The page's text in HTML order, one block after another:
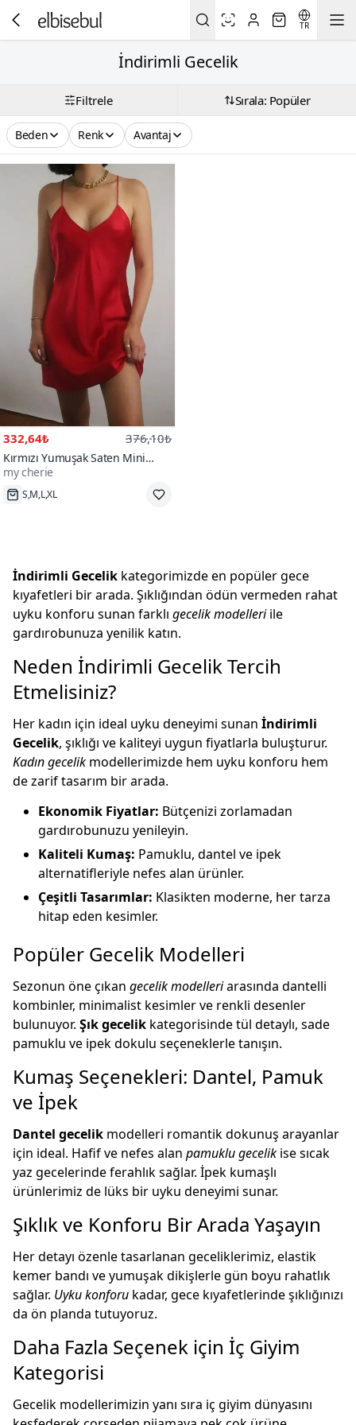
TR
İndirimli Gecelik
Filtrele Sırala: Popüler
Beden Renk Avantaj
332,64₺ 376,10₺
Kırmızı Yumuşak Saten Mini
Babydoll Gecelik
my cherie
200+
S,M,L,XL
İndirimli Gecelik kategorimizde en popüler gece
kıyafetleri bir arada. Şıklığından ödün vermeden rahat
uyku konforu sunan farklı gecelik modelleriile
gardırobunuza yenilik katın.
Neden İndirimli Gecelik Tercih
Etmelisiniz?
Her kadın için ideal uyku deneyimi sunan İndirimli
Gecelik, şıklığı ve kaliteyi uygun fiyatlarla buluşturur.
Kadın gecelik modellerimizde hem uyku konforu hem
de zarif tasarım bir arada.
Ekonomik Fiyatlar: Bütçenizi zorlamadan
gardırobunuzu yenileyin.
Kaliteli Kumaş: Pamuklu, dantel ve ipek
alternatifleriyle nefes alan ürünler.
Çeşitli Tasarımlar: Klasikten moderne, her tarza
hitap eden kesimler.
Popüler Gecelik Modelleri
Sezonun öne çıkan gecelik modelleriarasında dantelli
kombinler, minimalist kesimler ve renkli desenler
bulunuyor. Şık gecelik kategorisinde tül detaylı, sade
pamuklu ve ipek dokulu seçeneklerle tanışın.
Kumaş Seçenekleri: Dantel, Pamuk
ve İpek
Dantel gecelik modelleri romantik dokunuş arayanlar
için ideal. Hafif ve nefes alan pamuklu gecelik ise sıcak
yaz gecelerinde ferahlık sağlar. İpek kumaşlı
ürünlerimiz de lüks bir uyku deneyimi sunar.
Şıklık ve Konforu Bir Arada Yaşayın
Her detayı özenle tasarlanan geceliklerimiz, elastik
kemer bandı ve yumuşak dikişlerle gün boyu rahatlık
sağlar. Uyku konforu kadar, gece kıyafetlerinde şıklığınızı
da ön planda tutuyoruz.
Daha Fazla Seçenek için İç Giyim
Kategorisi
Gecelik modellerimizin yanı sıra i̇ç giyim dünyasını